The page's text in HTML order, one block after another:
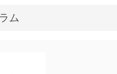
ム